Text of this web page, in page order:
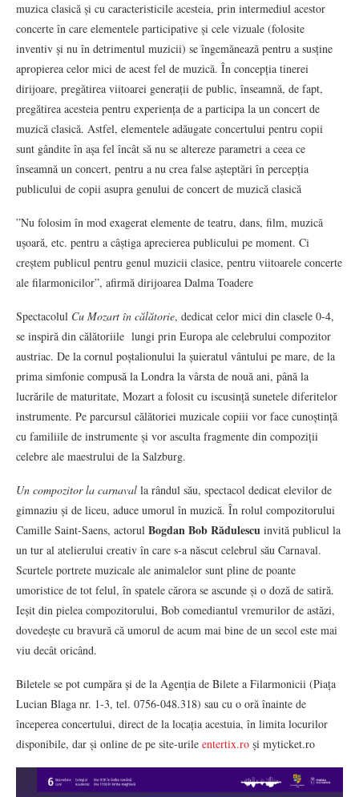
muzica clasică și cu caracteristicile acesteia, prin intermediul acestor
concerte în care elementele participative și cele vizuale (folosite
inventiv și nu în detrimentul muzicii) se îngemănează pentru a susține
apropierea celor mici de acest fel de muzică. În concepția tinerei
dirijoare, pregătirea viitoarei generații de public, înseamnă, de fapt,
pregătirea acesteia pentru experiența de a participa la un concert de
muzică clasică. Astfel, elementele adăugate concertului pentru copii
sunt gândite în așa fel încât să nu se altereze parametri a ceea ce
înseamnă un concert, pentru a nu crea false așteptări în percepția
publicului de copii asupra genului de concert de muzică clasică
”Nu folosim în mod exagerat elemente de teatru, dans, film, muzică
ușoară, etc. pentru a câștiga aprecierea publicului pe moment. Ci
creștem publicul pentru genul muzicii clasice, pentru viitoarele concerte
ale filarmonicilor”, afirmă dirijoarea Dalma Toadere
Spectacolul Cu Mozart în călătorie, dedicat celor mici din clasele 0-4,
se inspiră din călătoriile lungi prin Europa ale celebrului compozitor
austriac. De la cornul poștalionului la șuieratul vântului pe mare, de la
prima simfonie compusă la Londra la vârsta de nouă ani, până la
lucrările de maturitate, Mozart a folosit cu iscusință sunetele diferitelor
instrumente. Pe parcursul călătoriei muzicale copiii vor face cunoștință
cu familiile de instrumente și vor asculta fragmente din compoziții
celebre ale maestrului de la Salzburg.
Un compozitor la carnaval la rândul său, spectacol dedicat elevilor de
gimnaziu și de liceu, aduce umorul în muzică. În rolul compozitorului
Camille Saint-Saens, actorul Bogdan Bob Rădulescu invită publicul la
un tur al atelierului creativ în care s-a născut celebrul său Carnaval.
Scurtele portrete muzicale ale animalelor sunt pline de poante
umoristice de tot felul, în spatele cărora se ascunde și o doză de satiră.
Ieșit din pielea compozitorului, Bob comediantul vremurilor de astăzi,
dovedește cu bravură că umorul de acum mai bine de un secol este mai
viu decât oricând.
Biletele se pot cumpăra și de la Agenția de Bilete a Filarmonicii (Piața
Lucian Blaga nr. 1-3, tel. 0756-048.318) sau cu o oră înainte de
începerea concertului, direct de la locația acestuia, în limita locurilor
disponibile, dar și online de pe site-urile entertix.ro și myticket.ro